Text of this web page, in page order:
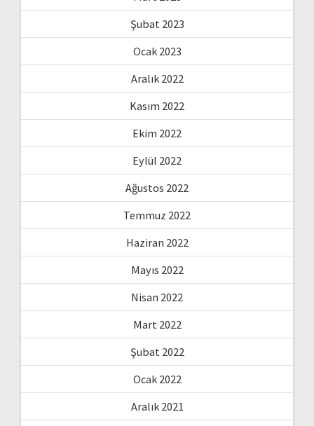
Şubat 2023
Ocak 2023
Aralık 2022
Kasım 2022
Ekim 2022
Eylül 2022
Ağustos 2022
Temmuz 2022
Haziran 2022
Mayıs 2022
Nisan 2022
Mart 2022
Şubat 2022
Ocak 2022
Aralık 2021